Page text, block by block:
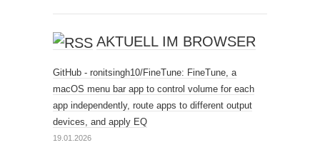
AKTUELL IM BROWSER
GitHub - ronitsingh10/FineTune: FineTune, a
macOS menu bar app to control volume for each
app independently, route apps to different output
devices, and apply EQ
19.01.2026